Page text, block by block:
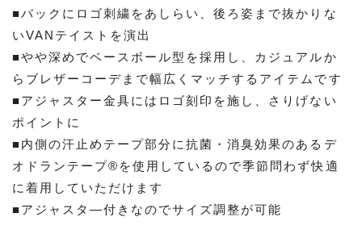
■バックにロゴ刺繍をあしらい、後ろ姿まで抜かりな
いVANテイストを演出
■やや深めでベースボール型を採用し、カジュアルか
らブレザーコーデまで幅広くマッチするアイテムです
■アジャスター金具にはロゴ刻印を施し、さりげない
ポイントに
■内側の汗止めテープ部分に抗菌・消臭効果のあるデ
オドランテープ®を使用しているので季節問わず快適
に着用していただけます
■アジャスタ―付きなのでサイズ調整が可能